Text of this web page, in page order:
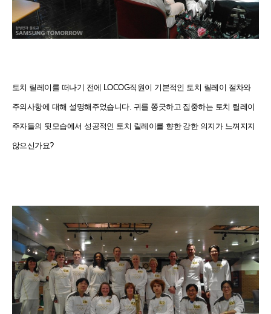
토치 릴레이를 떠나기 전에 LOCOG직원이 기본적인 토치 릴레이 절차와
주의사항에 대해 설명해주었습니다. 귀를 쫑긋하고 집중하는 토치 릴레이
주자들의 뒷모습에서 성공적인 토치 릴레이를 향한 강한 의지가 느껴지지
않으신가요?